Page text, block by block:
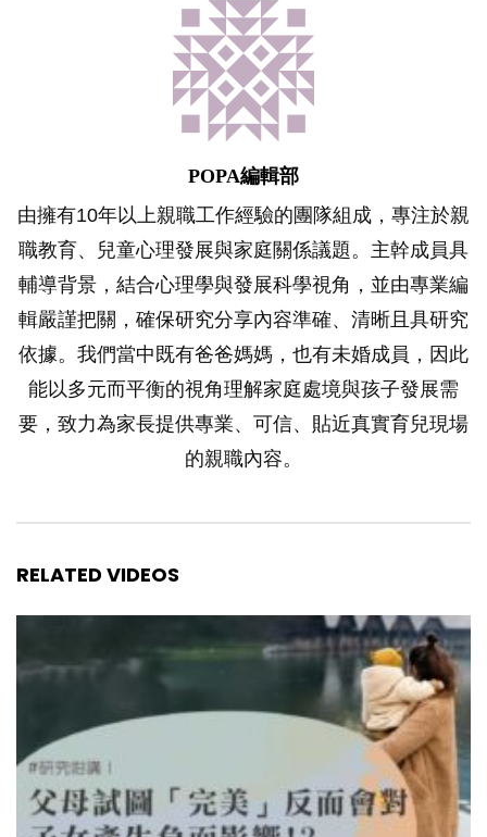
POPA編輯部
由擁有10年以上親職工作經驗的團隊組成，專注於親
職教育、兒童心理發展與家庭關係議題。主幹成員具
輔導背景，結合心理學與發展科學視角，並由專業編
輯嚴謹把關，確保研究分享內容準確、清晰且具研究
依據。我們當中既有爸爸媽媽，也有未婚成員，因此
能以多元而平衡的視角理解家庭處境與孩子發展需
要，致力為家長提供專業、可信、貼近真實育兒現場
的親職內容。
RELATED VIDEOS